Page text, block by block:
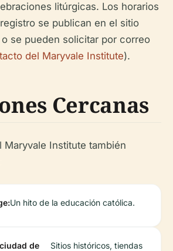
litúrgicas. Los horarios
se publican en el sitio
se pueden solicitar por correo
del Maryvale Institute).
Cercanas
Maryvale Institute también
Un hito de la educación católica.
de
Sitios históricos, tiendas